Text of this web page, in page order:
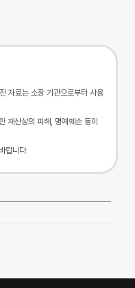
자료는 소장 기관으로부터 사용
재산상의 피해, 명예훼손 등이
랍니다.